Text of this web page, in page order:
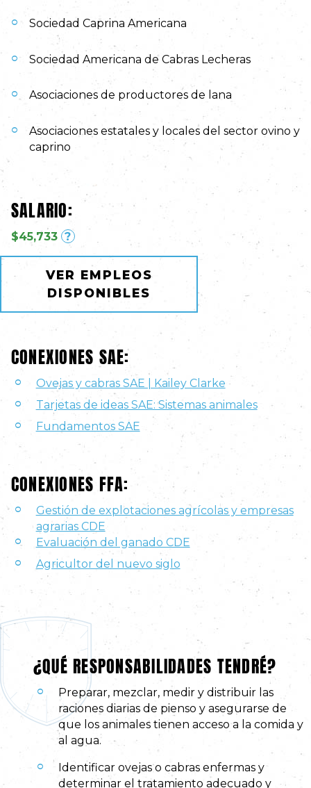
Sociedad Caprina Americana
Sociedad Americana de Cabras Lecheras
Asociaciones de productores de lana
Asociaciones estatales y locales del sector ovino y
caprino
SALARIO:
$45,733 ?
VER EMPLEOS
DISPONIBLES
CONEXIONES SAE:
Ovejas y cabras SAE | Kailey Clarke
Tarjetas de ideas SAE: Sistemas animales
Fundamentos SAE
CONEXIONES FFA:
Gestión de explotaciones agrícolas y empresas
agrarias CDE
Evaluación del ganado CDE
Agricultor del nuevo siglo
¿QUÉ RESPONSABILIDADES TENDRÉ?
Preparar, mezclar, medir y distribuir las
raciones diarias de pienso y asegurarse de
que los animales tienen acceso a la comida y
al agua.
Identificar ovejas o cabras enfermas y
determinar el tratamiento adecuado y